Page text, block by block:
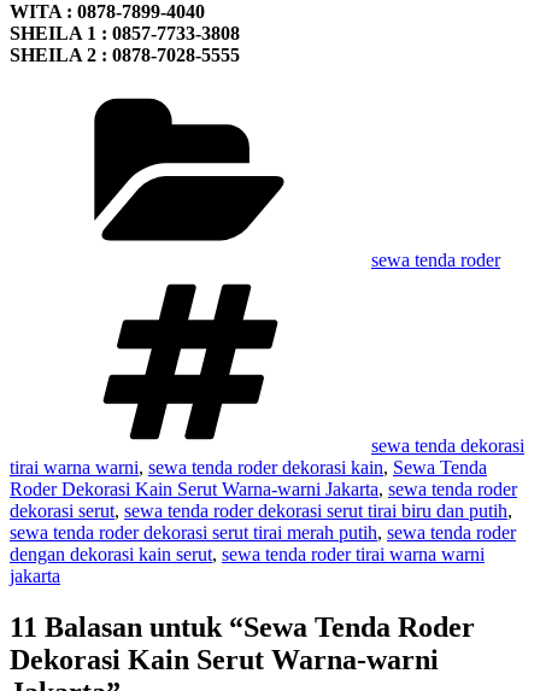
WITA : 0878-7899-4040
SHEILA 1 : 0857-7733-3808
SHEILA 2 : 0878-7028-5555
sewa tenda roder
sewa tenda dekorasi
tirai warna warni, sewa tenda roder dekorasi kain, Sewa Tenda
Roder Dekorasi Kain Serut Warna-warni Jakarta, sewa tenda roder
dekorasi serut, sewa tenda roder dekorasi serut tirai biru dan putih,
sewa tenda roder dekorasi serut tirai merah putih, sewa tenda roder
dengan dekorasi kain serut, sewa tenda roder tirai warna warni
jakarta
11 Balasan untuk “Sewa Tenda Roder
Dekorasi Kain Serut Warna-warni